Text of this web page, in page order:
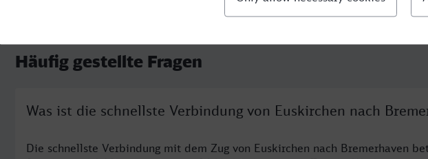
Häufig gestellte Fragen
Was ist die schnellste Verbindung von Euskirchen nach
Die schnellste Verbindung mit dem Zug von Euskirchen nach Bremerhaven